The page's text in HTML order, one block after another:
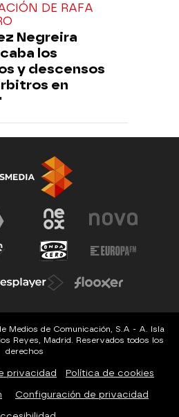
DE RAFA
Negreira
los
y descensos
en
Medios de Comunicación, S.A - A. Isla
Reyes, Madrid. Reservados todos los
derechos
privacidad Política de cookies
Configuración de privacidad